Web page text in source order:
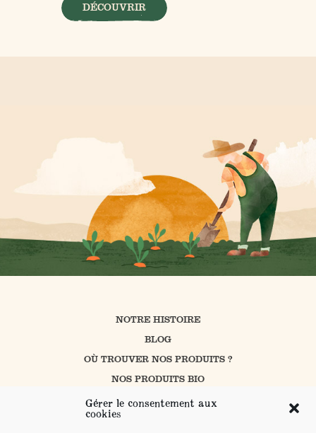
Gérer le consentement aux
cookies
DÉCOUVRIR
NOTRE HISTOIRE
BLOG
OÙ TROUVER NOS PRODUITS ?
NOS PRODUITS BIO
CUISINER AVEC PROSAIN
NOS ENGAGEMENTS